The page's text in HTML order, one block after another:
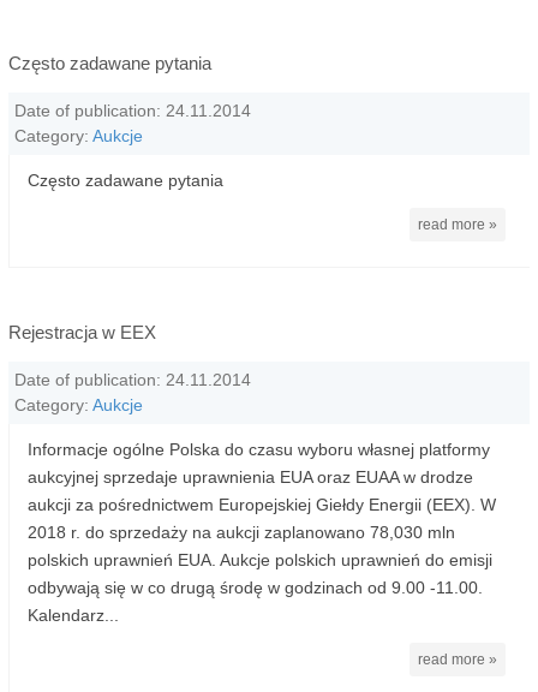
Często zadawane pytania
Date of publication: 24.11.2014
Category: Aukcje
Często zadawane pytania
read more »
Rejestracja w EEX
Date of publication: 24.11.2014
Category: Aukcje
Informacje ogólne Polska do czasu wyboru własnej platformy
aukcyjnej sprzedaje uprawnienia EUA oraz EUAA w drodze
aukcji za pośrednictwem Europejskiej Giełdy Energii (EEX). W
2018 r. do sprzedaży na aukcji zaplanowano 78,030 mln
polskich uprawnień EUA. Aukcje polskich uprawnień do emisji
odbywają się w co drugą środę w godzinach od 9.00 -11.00.
Kalendarz...
read more »